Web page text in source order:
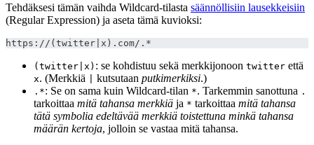
Tehdäksesi tämän vaihda Wildcard-tilasta säännöllisiin lausekkeisiin
(Regular Expression) ja aseta tämä kuvioksi:
https://(twitter|x).com/.*
(twitter|x) : se kohdistuu sekä merkkijonoon twitter että
x. (Merkkiä kutsutaan putkimerkiksi.)
.*: Se on sama kuin Wildcard-tilan *. Tarkemmin sanottuna .
tarkoittaa mitä tahansa merkkiä ja * tarkoittaa mitä tahansa
tätä symbolia edeltävää merkkiä toistettuna minkä tahansa
määrän kertoja, jolloin se vastaa mitä tahansa.